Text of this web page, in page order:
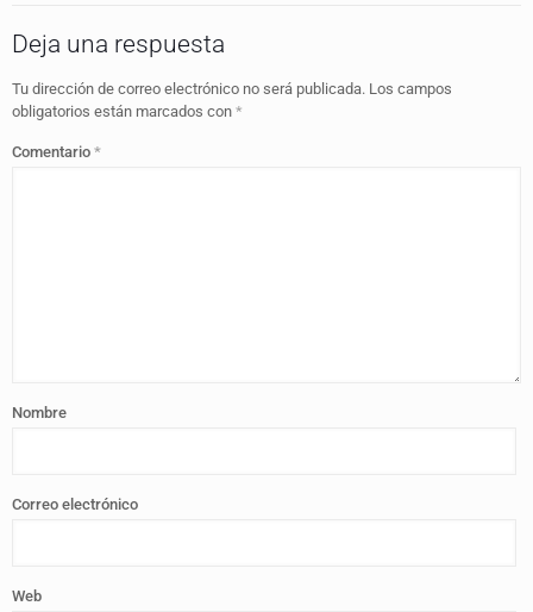
Deja una respuesta
Tu dirección de correo electrónico no será publicada. Los campos
obligatorios están marcados con *
Comentario *
Nombre
Correo electrónico
Web